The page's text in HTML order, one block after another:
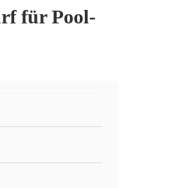
für Pool-